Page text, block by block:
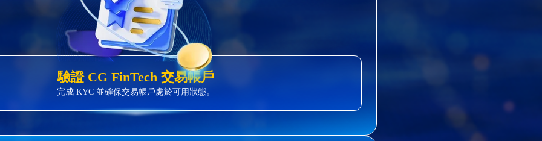
驗證 CG FinTech 交易帳戶
完成 KYC 並確保交易帳戶處於可用狀態。